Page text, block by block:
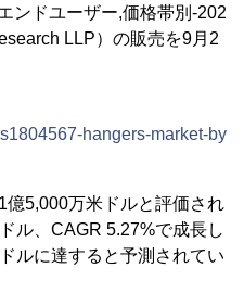
ンドユーザー,価格帯別-202
LLP）の販売を9月2
hangers-market-by
5,000万米ドルと評価され
ル、CAGR 5.27%で成長し
ルに達すると予測されてい